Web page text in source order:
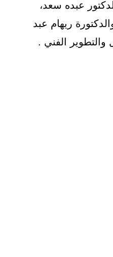
عبده سعد،
ريهام عبد
والتطوير الفني .